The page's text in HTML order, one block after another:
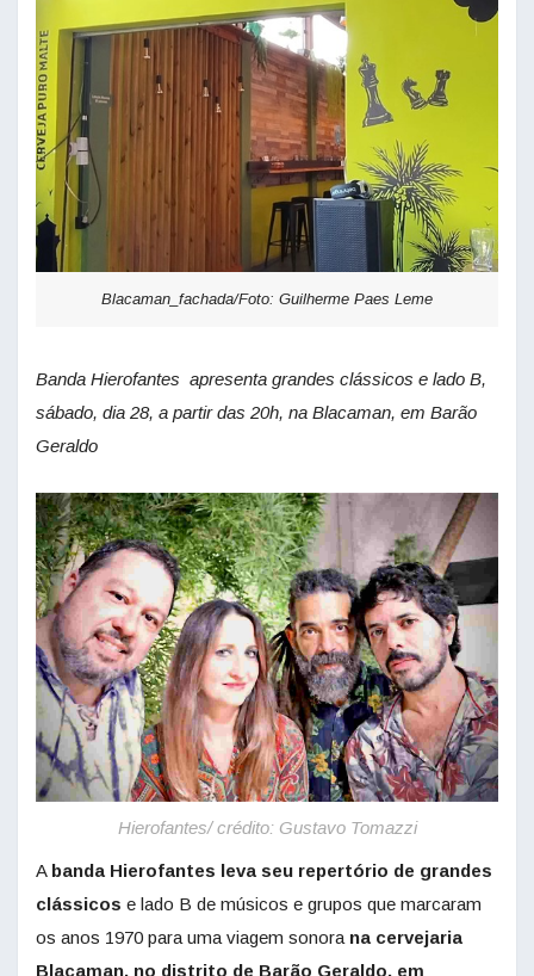
Blacaman_fachada/Foto: Guilherme Paes Leme
Banda Hierofantes apresenta grandes clássicos e lado B,
sábado, dia 28, a partir das 20h, na Blacaman, em Barão
Geraldo
Hierofantes/ crédito: Gustavo Tomazzi
A banda Hierofantes leva seu repertório de grandes
clássicos e lado B de músicos e grupos que marcaram
os anos 1970 para uma viagem sonora na cervejaria
Blacaman, no distrito de Barão Geraldo, em